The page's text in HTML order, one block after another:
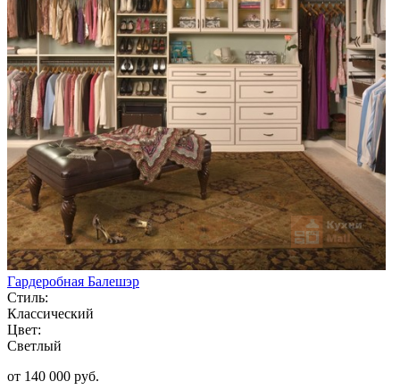
Гардеробная Балешэр
Стиль:
Классический
Цвет:
Светлый
от 140 000 руб.